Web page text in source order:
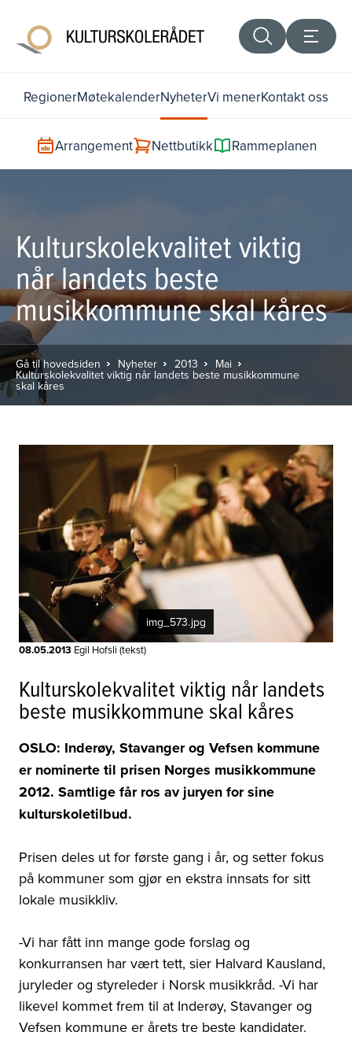
RegionerMøtekalenderNyheterVi menerKontakt oss
Arrangement Nettbutikk Rammeplanen
Kulturskolekvalitet viktig
når landets beste
musikkommune skal kåres
Gå til hovedsiden Nyheter 2013 Mai
Kulturskolekvalitet viktig når landets beste musikkommune
skal kåres
img_573.jpg
08.05.2013 Egil Hofsli (tekst)
Kulturskolekvalitet viktig når landets
beste musikkommune skal kåres
OSLO: Inderøy, Stavanger og Vefsen kommune
er nominerte til prisen Norges musikkommune
2012. Samtlige får ros av juryen for sine
kulturskoletilbud.
Prisen deles ut for første gang i år, og setter fokus
på kommuner som gjør en ekstra innsats for sitt
lokale musikkliv.
-Vi har fått inn mange gode forslag og
konkurransen har vært tett, sier Halvard Kausland,
juryleder og styreleder i Norsk musikkråd. -Vi har
likevel kommet frem til at Inderøy, Stavanger og
Vefsen kommune er årets tre beste kandidater.